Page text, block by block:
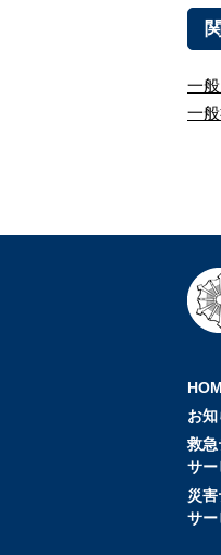
一
一
お
救急
サー
災
サー